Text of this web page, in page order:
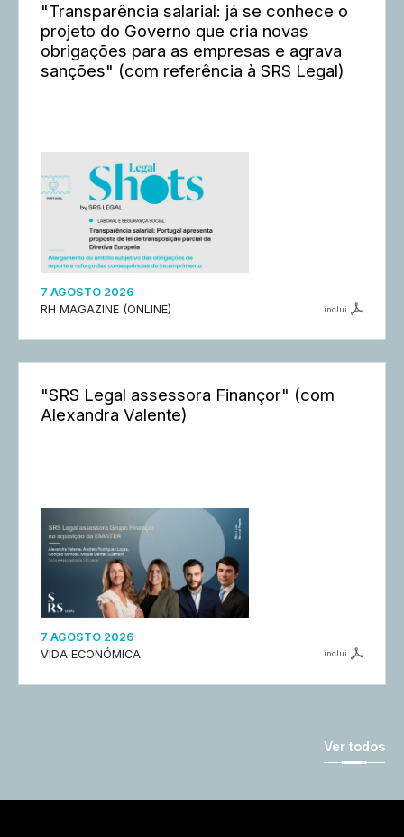
"Transparência salarial: já se conhece o
projeto do Governo que cria novas
obrigações para as empresas e agrava
sanções" (com referência à SRS Legal)
7 AGOSTO 2026
RH MAGAZINE (ONLINE)
inclui
"SRS Legal assessora Finançor" (com
Alexandra Valente)
7 AGOSTO 2026
VIDA ECONÓMICA
inclui
Ver todos